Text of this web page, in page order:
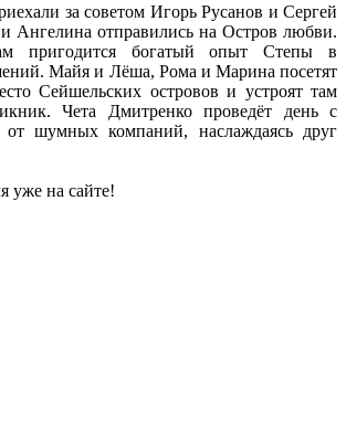
за советом Игорь Русанов и Сергей
Ангелина отправились на Остров любви.
пригодится богатый опыт Степы в
Майя и Лёша, Рома и Марина посетят
Сейшельских островов и устроят там
Чета Дмитренко проведёт день с
от шумных компаний, наслаждаясь друг
уже на сайте!